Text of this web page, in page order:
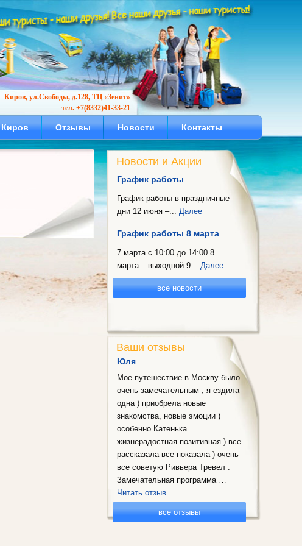
Киров, ул.Свободы, д.128, ТЦ «Зенит»
тел. +7(8332)41-33-21
Киров Отзывы Новости Контакты
Новости и Акции
График работы
График работы в праздничные
дни 12 июня –...Далее
График работы 8 марта
7 марта с 10:00 до 14:00 8
марта – выходной 9...Далее
все новости
Ваши отзывы
Юля
Мое путешествие в Москву было
очень замечательным , я ездила
одна ) приобрела новые
знакомства, новые эмоции )
особенно Катенька
жизнерадостная позитивная ) все
рассказала все показала ) очень
все советую Ривьера Тревел .
Замечательная программа …
Читать отзыв
все отзывы